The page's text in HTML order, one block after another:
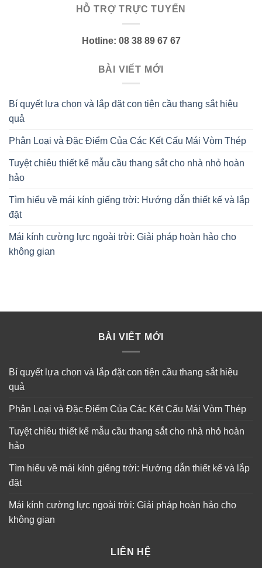
HỖ TRỢ TRỰC TUYẾN
Hotline: 08 38 89 67 67
BÀI VIẾT MỚI
Bí quyết lựa chọn và lắp đặt con tiện cầu thang sắt hiệu
quả
Phân Loại và Đặc Điểm Của Các Kết Cấu Mái Vòm Thép
Tuyệt chiêu thiết kế mẫu cầu thang sắt cho nhà nhỏ hoàn
hảo
Tìm hiểu về mái kính giếng trời: Hướng dẫn thiết kế và lắp
đặt
Mái kính cường lực ngoài trời: Giải pháp hoàn hảo cho
không gian
BÀI VIẾT MỚI
Bí quyết lựa chọn và lắp đặt con tiện cầu thang sắt hiệu
quả
Phân Loại và Đặc Điểm Của Các Kết Cấu Mái Vòm Thép
Tuyệt chiêu thiết kế mẫu cầu thang sắt cho nhà nhỏ hoàn
hảo
Tìm hiểu về mái kính giếng trời: Hướng dẫn thiết kế và lắp
đặt
Mái kính cường lực ngoài trời: Giải pháp hoàn hảo cho
không gian
LIÊN HỆ